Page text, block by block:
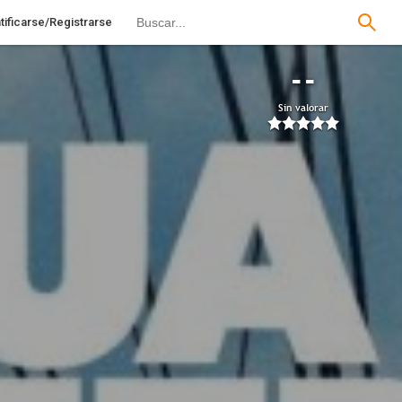
Registrarse
--
Sin valorar